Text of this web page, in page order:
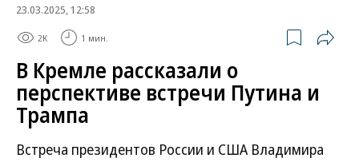
23.03.2025, 12:58
2K 1 мин.
В Кремле рассказали о
перспективе встречи Путина и
Трампа
Встреча президентов России и США Владимира